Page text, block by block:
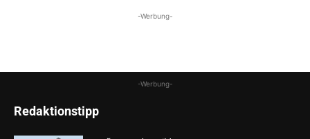
-Werbung-
-Werbung-
Redaktionstipp